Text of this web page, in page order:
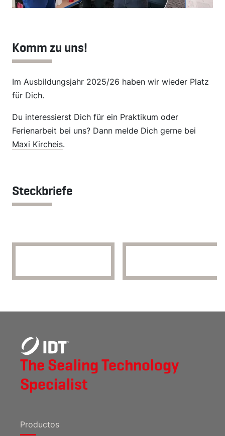
Komm zu uns!
Im Ausbildungsjahr 2025/26 haben wir wieder Platz
für Dich.
Du interessierst Dich für ein Praktikum oder
Ferienarbeit bei uns? Dann melde Dich gerne bei
Maxi Kircheis.
Steckbriefe
The Sealing Technology
Specialist
Productos